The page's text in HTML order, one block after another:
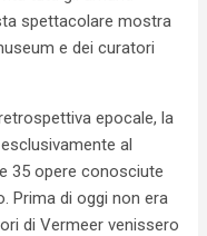
spettacolare mostra
e dei curatori
epocale, la
al
35 opere conosciute
Prima di oggi non era
di Vermeer venissero